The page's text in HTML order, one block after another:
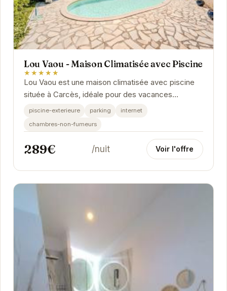
Lou Vaou - Maison Climatisée avec Piscine
★★★★★
Lou Vaou est une maison climatisée avec piscine
située à Carcès, idéale pour des vacances
relaxantes. Profitez du soleil du Var et de la...
piscine-exterieure parking
internet
chambres-non-fumeurs
289€ /nuit Voir l'offre